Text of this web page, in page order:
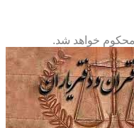
خواهد شد.